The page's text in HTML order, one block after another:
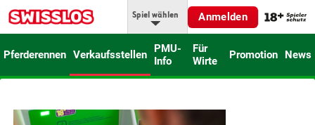
Spiel wählen Anmelden
Pferderennen Verkaufsstellen
PMU-
Info
Für
Wirte
Promotion News